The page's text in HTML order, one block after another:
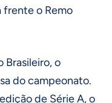
frente o Remo
Brasileiro, o
do campeonato.
de Série A, o